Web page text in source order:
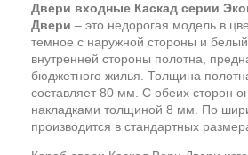
Двери входные Каскад серии
Двери – это недорогая модель в
темное с наружной стороны и
внутренней стороны полотна,
бюджетного жилья. Толщина
составляет 80 мм. С обеих сторон
накладками толщиной 8 мм. По
производится в стандартных